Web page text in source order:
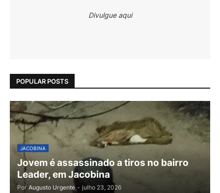
Divulgue aqui
POPULAR POSTS
JACOBINA
Jovem é assassinado a tiros no bairro
Leader, em Jacobina
Por Augusto Urgente - julho 23, 2026